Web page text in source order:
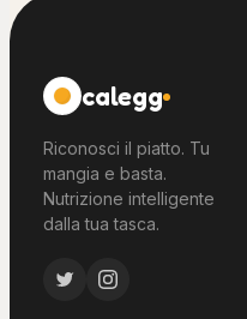
calegg
Riconosci il piatto. Tu
mangia e basta.
Nutrizione intelligente
dalla tua tasca.